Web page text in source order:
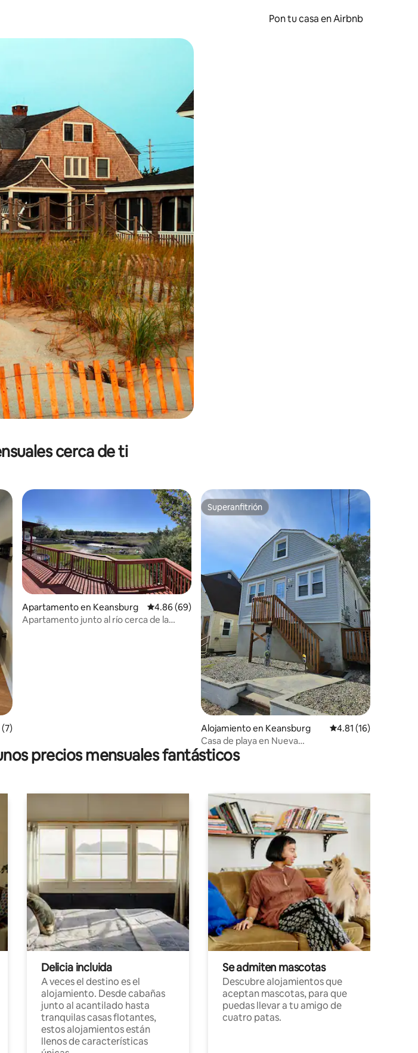
Pon tu casa en Airbnb
y hacia abajo o explora con el tacto o desliza el dedo.
cerca de ti
promedio: 4.71 de 5, 7 reseñas
(7)
Apartamento en Keansburg Calificación promedio: 4.86 de 5, 69 reseñas
4.86 (69)
Apartamento junto al río cerca de la
Superanfitrión
Superanfitrión
Alojamiento en Keansburg Calificación
4.81 (16)
Casa de playa en Nueva
Jersey/Caminata a la playa/Patio privado
precios mensuales fantásticos
Delicia incluida
A veces el destino es el
alojamiento. Desde cabañas
junto al acantilado hasta
tranquilas casas flotantes,
estos alojamientos están
llenos de características
Se admiten mascotas
Descubre alojamientos que
aceptan mascotas, para que
puedas llevar a tu amigo de
cuatro patas.